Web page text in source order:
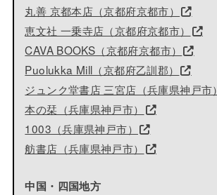
丸善 京都本店（京都府京都市）
恵文社 一乗寺店（京都府京都市）
CAVA BOOKS（京都府京都市）
Puolukka Mill（京都府乙訓郡）
ジュンク堂書店 三宮店（兵庫県神戸市）
本の栞（兵庫県神戸市）
1003（兵庫県神戸市）
舫書店（兵庫県神戸市）
中国・四国地方